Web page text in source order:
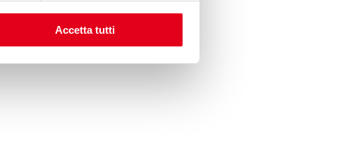
Accetta tutti